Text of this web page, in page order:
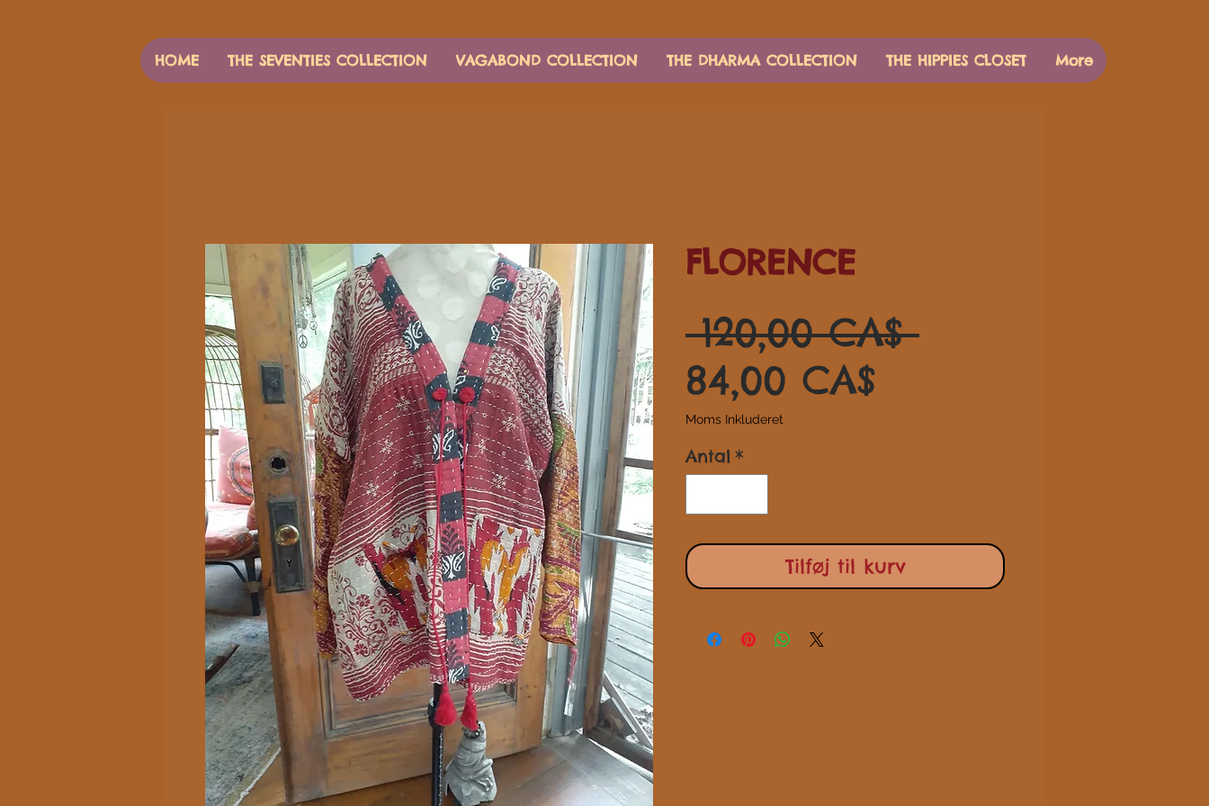
HOME THE SEVENTIES COLLECTION VAGABOND COLLECTION THE DHARMA COLLECTION THE HIPPIES CLOSET More
FLORENCE
120,00 CA$ Regulær
84,00 CA$
Moms Inkluderet
Antal *
Tilføj til kurv